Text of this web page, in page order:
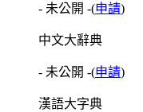
- 未公開 -(申請)
中文大辭典
- 未公開 -(申請)
漢語大字典